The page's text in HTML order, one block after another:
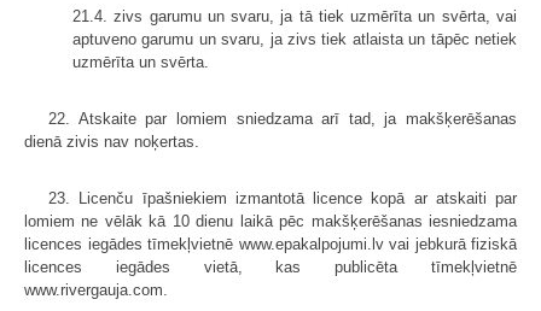
21.4. zivs garumu un svaru, ja tā tiek uzmērīta un svērta, vai
aptuveno garumu un svaru, ja zivs tiek atlaista un tāpēc netiek
uzmērīta un svērta.
22. Atskaite par lomiem sniedzama arī tad, ja makšķerēšanas
dienā zivis nav noķertas.
23. Licenču īpašniekiem izmantotā licence kopā ar atskaiti par
lomiem ne vēlāk kā 10 dienu laikā pēc makšķerēšanas iesniedzama
licences iegādes tīmekļvietnē www.epakalpojumi.lv vai jebkurā fiziskā
licences iegādes vietā, kas publicēta tīmekļvietnē
www.rivergauja.com.